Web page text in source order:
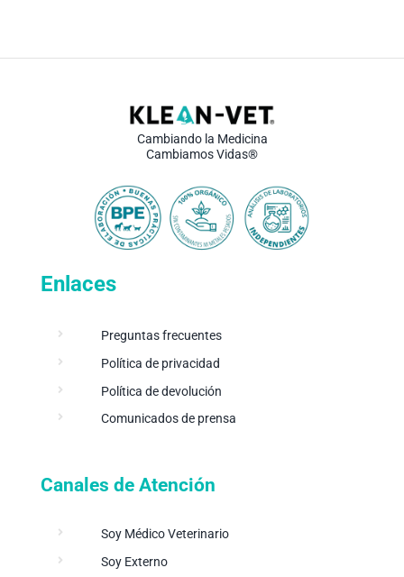
Cambiando la Medicina
Cambiamos Vidas®
Enlaces
Preguntas frecuentes
Política de privacidad
Política de devolución
Comunicados de prensa
Canales de Atención
Soy Médico Veterinario
Soy Externo